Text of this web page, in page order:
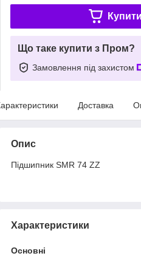
Що таке купити з Пром?
Замовлення під захистом
Доставка
Опис
Підшипник SMR 74 ZZ
Характеристики
Основні